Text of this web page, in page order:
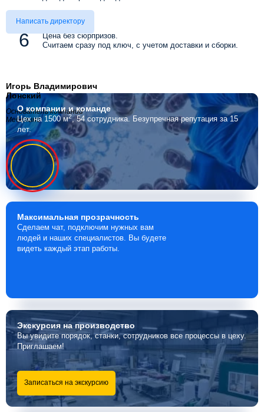
Цена без сюрпризов.
Считаем сразу под ключ, с учетом доставки и сборки.
Написать директору
Игорь Владимирович
Лонский
Основатель компании
Мебелино
О компаниии команде
Цех на 1500 м2, 54 сотрудника. Безупречная репутация за 15
лет.
Максимальная прозрачность
Сделаем чат, подключим нужных вам
людей и наших специалистов. Вы будете
видеть каждый этап работы.
Экскурсияна производство
Вы увидите порядок, станки, сотрудников все процессы в цеху.
Приглашаем!
Записаться на экскурсию